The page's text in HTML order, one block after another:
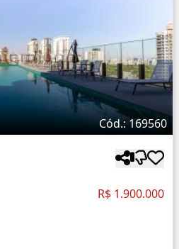
Cód.: 169560
R$ 1.900.000